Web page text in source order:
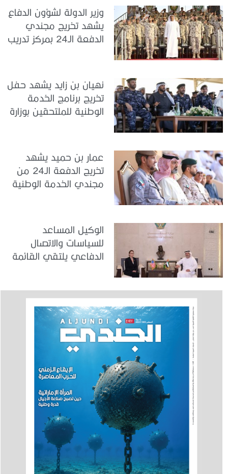
وزير الدولة لشؤون الدفاع
يشهد تخريج مجندي
الدفعة الـ24 بمركز تدريب
نهيان بن زايد يشهد حفل
تخريج برنامج الخدمة
الوطنية للملتحقين بوزارة
عمار بن حميد يشهد
تخريج الدفعة الـ24 من
مجندي الخدمة الوطنية
الوكيل المساعد
للسياسات والاتصال
الدفاعي يلتقي القائمة